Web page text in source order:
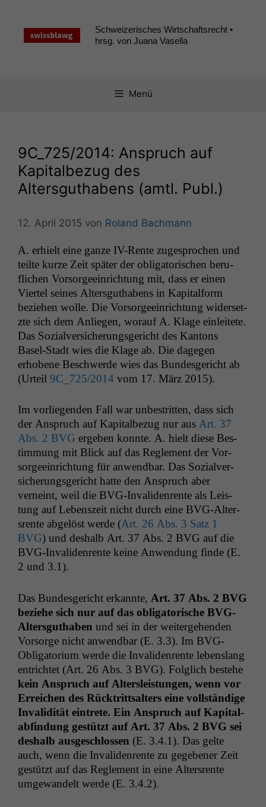
springen
Schweizerisches Wirtschaftsrecht •
hrsg. von Juana Vasella
Menü
9C_725/2014: Anspruch auf
Kapitalbezug des
Altersguthabens (amtl. Publ.)
12. April 2015 von Roland Bachmann
A. erhielt eine ganze IV-Rente zuge­sprochen und
teilte kurze Zeit später der oblig­a­torischen beru­
flichen Vor­sorgeein­rich­tung mit, dass er einen
Vier­tel seines Altersguthabens in Kap­i­tal­form
beziehen wolle. Die Vor­sorgeein­rich­tung wider­set­
zte sich dem Anliegen, worauf A. Klage ein­leit­ete.
Das Sozialver­sicherungs­gericht des Kan­tons
Basel-Stadt wies die Klage ab. Die dage­gen
erhobene Beschw­erde wies das Bun­des­gericht ab
(Urteil 9C_725/2014 vom 17. März 2015).
Im vor­liegen­den Fall war unbe­strit­ten, dass sich
der Anspruch auf Kap­i­tal­bezug nur aus Art. 37
Abs. 2 BVG ergeben kon­nte. A. hielt diese Bes­
tim­mung mit Blick auf das Regle­ment der Vor­
sorgeein­rich­tung für anwend­bar. Das Sozialver­
sicherungs­gericht hat­te den Anspruch aber
verneint, weil die BVG-Invali­den­rente als Leis­
tung auf Leben­szeit nicht durch eine BVG-Alter­
srente abgelöst werde (Art. 26 Abs. 3 Satz 1
BVG) und deshalb Art. 37 Abs. 2 BVG auf die
BVG-Invali­den­rente keine Anwen­dung finde (E.
2 und 3.1).
Das Bun­des­gericht erkan­nte, Art. 37 Abs. 2 BVG
beziehe sich nur auf das oblig­a­torische BVG-
Altersguthaben und sei in der weit­erge­hen­den
Vor­sorge nicht anwend­bar (E. 3.3). Im BVG-
Oblig­a­to­ri­um werde die Invali­den­rente lebenslang
entrichtet (Art. 26 Abs. 3 BVG). Fol­glich beste­he
kein Anspruch auf Alter­sleis­tun­gen, wenn vor
Erre­ichen des Rück­trittsalters eine voll­ständi­ge
Inva­lid­ität ein­trete. Ein Anspruch auf Kap­i­ta­l­
abfind­ung gestützt auf Art. 37 Abs. 2 BVG sei
deshalb aus­geschlossen (E. 3.4.1). Das gelte
auch, wenn die Invali­den­rente zu gegeben­er Zeit
gestützt auf das Regle­ment in eine Alter­srente
umge­wan­delt werde (E. 3.4.2).